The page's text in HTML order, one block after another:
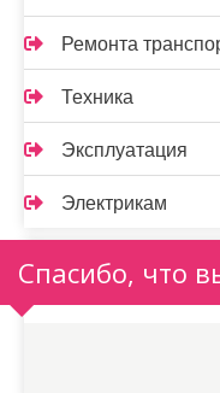
Ремонта
Техника
Эксплуатация
Электрикам
Спасибо, что